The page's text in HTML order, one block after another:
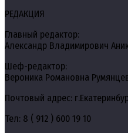
РЕДАКЦИЯ
Главный редактор:
Александр Владимирович
Шеф-редактор:
Вероника Романовна
Почтовый адрес:
Тел: 8 ( 912 ) 600 19 10